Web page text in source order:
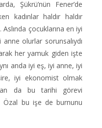
Şükrü’nün Fener’de
kadınlar haldır haldır
çocuklarına en iyi
olurlar sorunsalıydı
her yamuk giden işte
anda iyi eş, iyi anne, iyi
iyi ekonomist olmak
da bu tarihi görevi
Özal bu işe de burnunu